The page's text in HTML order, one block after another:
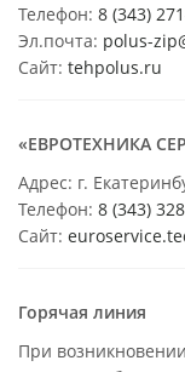
Телефон: 8 (343)
Эл.почта: polus-
Сайт: tehpolus.ru
«ЕВРОТЕХНИКА
Адрес: г.
Телефон: 8 (343)
Сайт:
Горячая линия
При